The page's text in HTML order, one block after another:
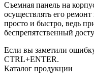
Съемная панель на
осуществлять его
просто и быстро, ведь
беспрепятственный
Если вы заметили
CTRL+ENTER.
Каталог продукции